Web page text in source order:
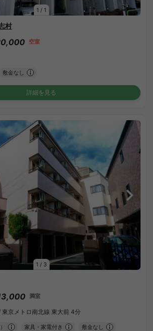
1 / 1
村
空室
敷金なし
詳細を見る
1 / 3
満室
東京メトロ南北線 東大前 4分
家具・家電付き 敷金なし